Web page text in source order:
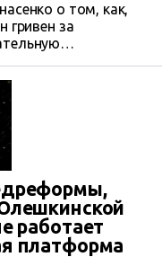
о том, как,
гривен за
а должны
телевидению и
через созданные
и с помощью
работает
платформа